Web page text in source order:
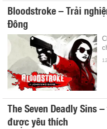
Bloodstroke – Trải
Đông
The Seven Deadly Sins
được yêu thích